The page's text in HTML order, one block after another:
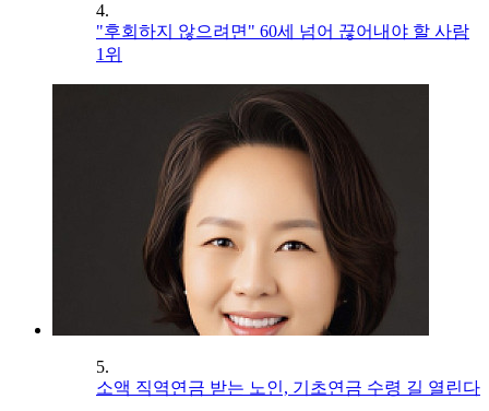
4.
"후회하지 않으려면" 60세 넘어 끊어내야 할 사람
1위
5.
소액 직역연금 받는 노인, 기초연금 수령 길 열린다